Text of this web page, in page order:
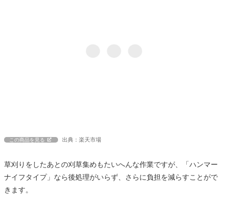
この商品を見る 出典：楽天市場
草刈りをしたあとの刈草集めもたいへんな作業ですが、「ハンマー
ナイフタイプ」なら後処理がいらず、さらに負担を減らすことがで
きます。